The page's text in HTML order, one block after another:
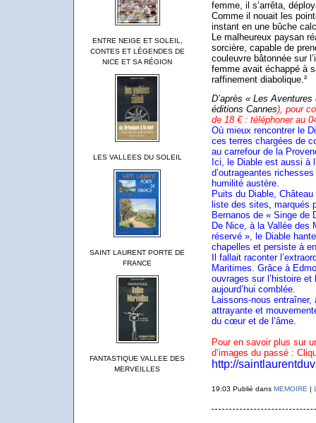
ENTRE NEIGE ET SOLEIL,
CONTES ET LÉGENDES DE
NICE ET SA RÉGION
LES VALLEES DU SOLEIL
SAINT LAURENT PORTE DE
FRANCE
FANTASTIQUE VALLEE DES
MERVEILLES
femme, il s’arrêta,
Comme il nouait les
instant en une bûche
Le malheureux paysan
sorcière, capable de
couleuvre bâtonnée sur
femme avait échappé à
raffinement diabolique.²
D’après « Les
éditions Cannes), pour
de 18 € : téléphoner au
Où mieux rencontrer le
ces terres chargées de
au carrefour de la
Ici, le Diable est aussi à
d’outrageantes richesses
humilité austère.
Puits du Diable,
liste des sites, marqués
Bernanos de « Singe de
De Nice, à la Vallée des
réservé », le Diable
chapelles et persiste à
Il fallait raconter
Maritimes. Grâce à
ouvrages sur l’histoire
aujourd’hui comblée.
Laissons-nous
attrayante et
du cœur et de l’âme.
Pour en savoir plus sur
d’images du passé :
http://
19:03 Publié dans MEMOIRE|